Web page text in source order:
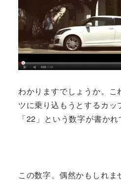
わかりますでしょうか。こ
ツに乗り込もうとするカッ
「22」という数字が書かれ
この数字、偶然かもしれま